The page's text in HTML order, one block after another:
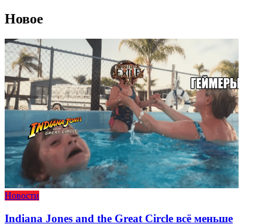
Новое
Новости
Indiana Jones and the Great Circle всё меньше